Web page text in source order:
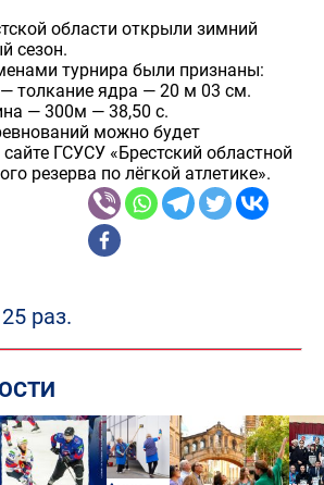
области открыли зимний
сезон.
турнира были признаны:
толкание ядра — 20 м 03 см.
— 300м — 38,50 с.
можно будет
ГСУСУ «Брестский областной
резерва по лёгкой атлетике».
раз.